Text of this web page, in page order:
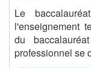
Le
l'enseignement
du
professionnel se